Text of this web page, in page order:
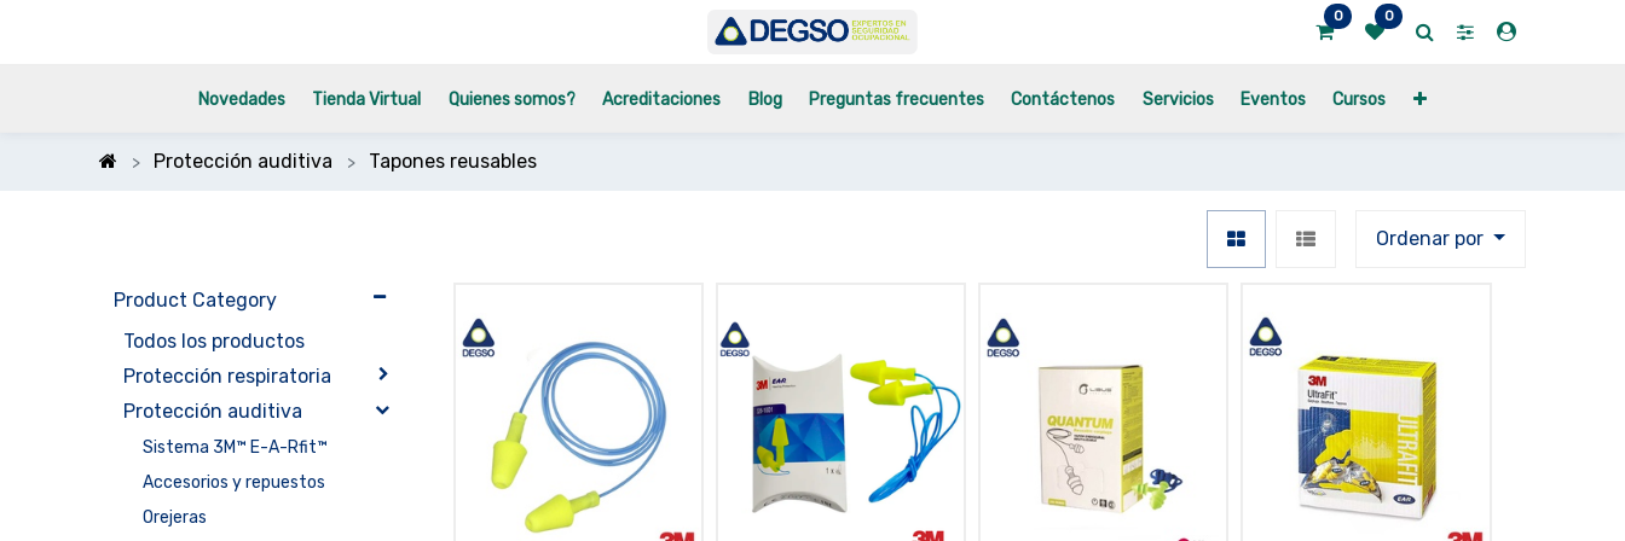
0 0
Novedades Tienda Virtual Quienes somos? Acreditaciones Blog Preguntas frecuentes Contáctenos Servicios Eventos Cursos
Protección auditiva Tapones reusables
Ordenar por
Product Category
Todos los productos
Protección respiratoria
Protección auditiva
Sistema 3M™ E-A-Rfit™
Accesorios y repuestos
Orejeras